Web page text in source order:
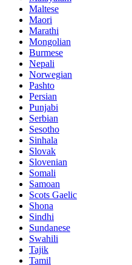
Maltese
Maori
Marathi
Mongolian
Burmese
Nepali
Norwegian
Pashto
Persian
Punjabi
Serbian
Sesotho
Sinhala
Slovak
Slovenian
Somali
Samoan
Scots Gaelic
Shona
Sindhi
Sundanese
Swahili
Tajik
Tamil